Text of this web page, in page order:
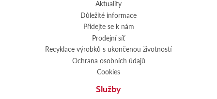
Aktuality
Důležité informace
Přidejte se k nám
Prodejní síť
Recyklace výrobků s ukončenou životností
Ochrana osobních údajů
Cookies
Služby